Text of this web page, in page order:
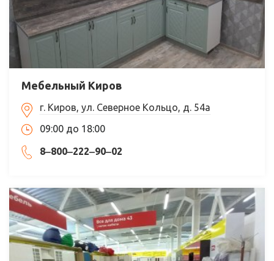
Мебельный Киров
г. Киров, ул. Северное Кольцо, д. 54а
09:00 до 18:00
8‒800‒222‒90‒02